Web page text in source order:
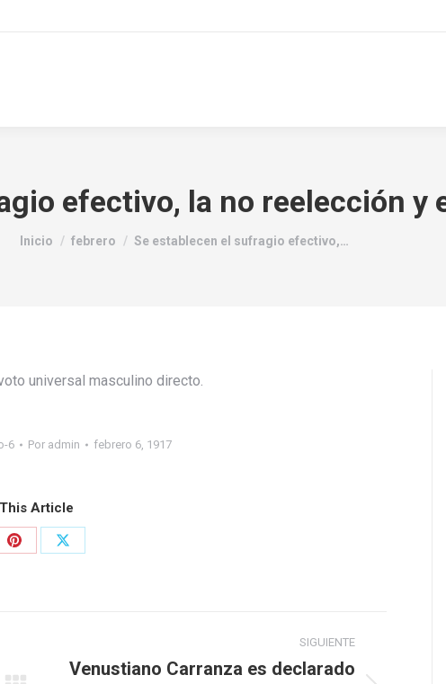
efectivo, la no reelección y
Estás aquí:
Inicio febrero Se establecen el sufragio efectivo,…
universal masculino directo.
6 Por admin febrero 6, 1917
Article
SIGUIENTE
Venustiano Carranza es declarado